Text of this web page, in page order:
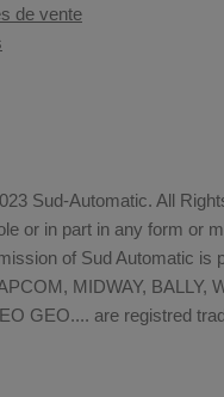
de vente
Sud-Automatic. All
or in part in any form or
of Sud Automatic is
MIDWAY, BALLY,
GEO.... are registred